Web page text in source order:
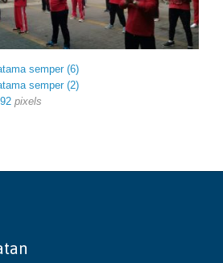
semper (6)
semper (2)
pixels